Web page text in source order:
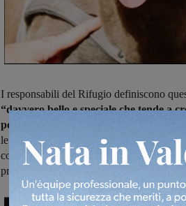
I responsabili del Rifugio definiscono
“davvero bello e speciale che tende a
persone di riferimento.
Per una
le femmine, previo inserimento da noi
con i gatti e altri animali, anche se non ha
problemi”.